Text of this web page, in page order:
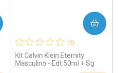
Comprar sem Desconto
Por R$ 389,90/cada
Comprar sem Desconto
Por R$ 389,90/cada
(0)
Kit Calvin Klein Eternity
Masculino - Edt 50ml + Sg
COMPRAR